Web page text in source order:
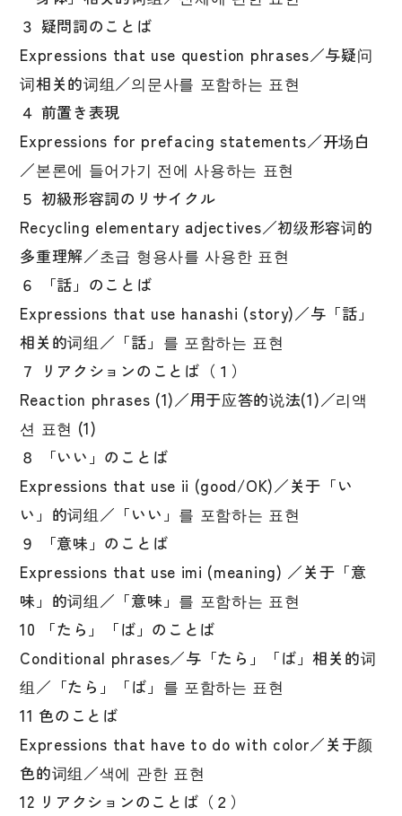
３ 疑問詞のことば
Expressions that use question phrases／与疑问
词相关的词组／의문사를 포함하는 표현
４ 前置き表現
Expressions for prefacing statements／开场白
／본론에 들어가기 전에 사용하는 표현
５ 初級形容詞のリサイクル
Recycling elementary adjectives／初级形容词的
多重理解／초급 형용사를 사용한 표현
６ 「話」のことば
Expressions that use hanashi (story)／与「話」
相关的词组／「話」를 포함하는 표현
７ リアクションのことば（１）
Reaction phrases (1)／用于应答的说法(1)／리액
션 표현 (1)
８ 「いい」のことば
Expressions that use ii (good/OK)／关于「い
い」的词组／「いい」를 포함하는 표현
９ 「意味」のことば
Expressions that use imi (meaning) ／关于「意
味」的词组／「意味」를 포함하는 표현
10 「たら」「ば」のことば
Conditional phrases／与「たら」「ば」相关的词
组／「たら」「ば」를 포함하는 표현
11 色のことば
Expressions that have to do with color／关于颜
色的词组／색에 관한 표현
12 リアクションのことば（２）